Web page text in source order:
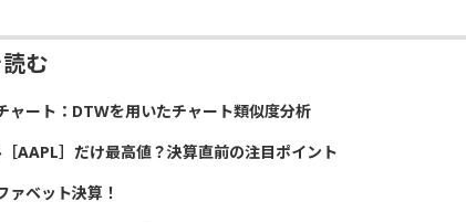
む
ャート：DTWを用いたチャート類似度分析
AAPL］だけ最高値？決算直前の注目ポイント
ベット決算！